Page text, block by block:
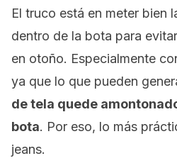
El truco está en meter bien
dentro de la bota para
en otoño. Especialmente
ya que lo que pueden
de tela quede
bota. Por eso, lo más
jeans.